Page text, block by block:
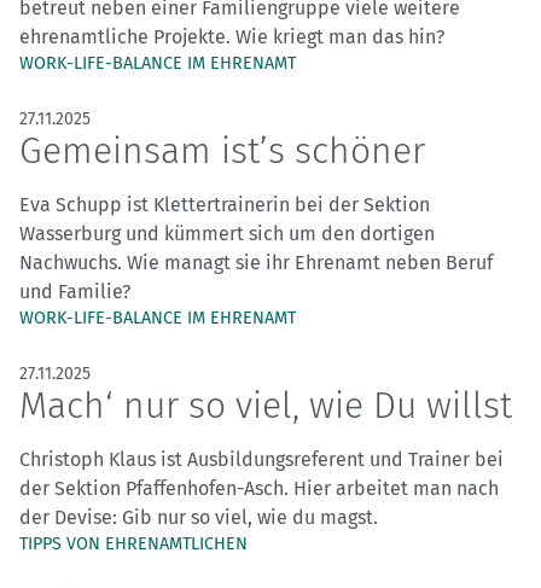
betreut neben einer Familiengruppe viele weitere
ehrenamtliche Projekte. Wie kriegt man das hin?
WORK-LIFE-BALANCE IM EHRENAMT
27.11.2025
Gemeinsam ist’s schöner
Eva Schupp ist Klettertrainerin bei der Sektion
Wasserburg und kümmert sich um den dortigen
Nachwuchs. Wie managt sie ihr Ehrenamt neben Beruf
und Familie?
WORK-LIFE-BALANCE IM EHRENAMT
27.11.2025
Mach‘ nur so viel, wie Du willst
Christoph Klaus ist Ausbildungsreferent und Trainer bei
der Sektion Pfaffenhofen-Asch. Hier arbeitet man nach
der Devise: Gib nur so viel, wie du magst.
TIPPS VON EHRENAMTLICHEN